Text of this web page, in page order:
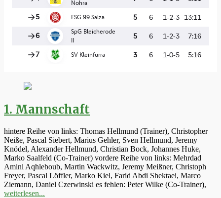
1. Mannschaft
hintere Reihe von links: Thomas Hellmund (Trainer), Christopher
Neiße, Pascal Siebert, Marius Gehler, Sven Hellmund, Jeremy
Knödel, Alexander Hellmund, Christian Bock, Johannes Huke,
Marko Saalfeld (Co-Trainer) vordere Reihe von links: Mehrdad
Amini Aqhleboub, Martin Wackwitz, Jeremy Meißner, Christoph
Freyer, Pascal Löffler, Marko Kiel, Farid Abdi Shektaei, Marco
Ziemann, Daniel Czerwinski es fehlen: Peter Wilke (Co-Trainer),
weiterlesen...